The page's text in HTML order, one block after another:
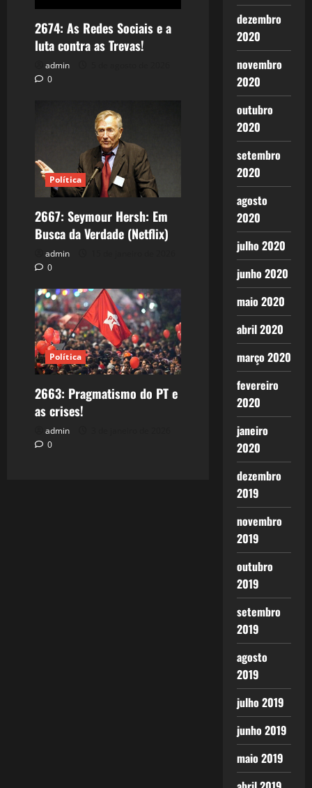
2674: As Redes Sociais e a
luta contra as Trevas!
admin
0
Política
2667: Seymour Hersh: Em
Busca da Verdade (Netflix)
admin
0
Política
2663: Pragmatismo do PT e
as crises!
admin
0
dezembro
2020
novembro
2020
outubro
2020
setembro
2020
agosto
2020
julho 2020
junho 2020
maio 2020
abril 2020
março 2020
fevereiro
2020
janeiro
2020
dezembro
2019
novembro
2019
outubro
2019
setembro
2019
agosto
2019
julho 2019
junho 2019
maio 2019